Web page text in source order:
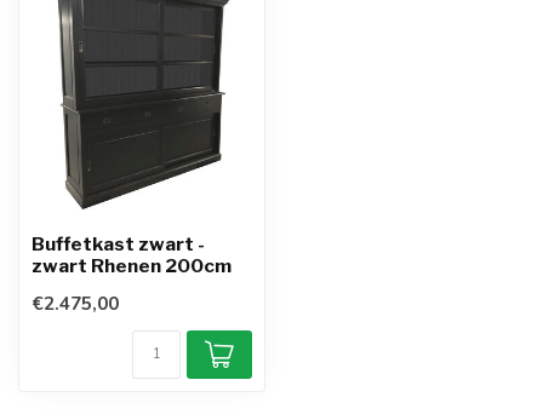
Buffetkast zwart -
zwart Rhenen 200cm
€2.475,00